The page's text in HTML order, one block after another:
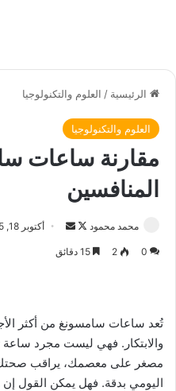
الرئيسية / العلوم والتكنولوجيا
العلوم والتكنولوجيا
مقارنة ساعات
المنافسين
محمد محمود
ت
ل
ى
X
ر
ي
ا
أكتوبر 18, 2025
0
2
تُعد ساعات سامسونغ من أكثر
والابتكار. فهي ليست مجرد
مصغر على معصمك، يراقب صحتك،
اليومي بدقة. فهل يمكن القول